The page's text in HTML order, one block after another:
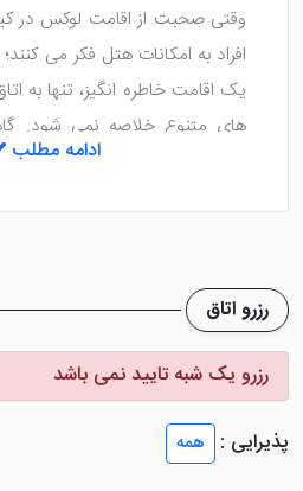
وقتی صحبت از اقامت لوکس در
افراد به امکانات هتل فکر می
یک اقامت خاطره انگیز، تنها به
های متنوع خلاصه نمی شود.
چشم انداز دریا، آرامش فضا و
برخلاف بسیاری از هتل های پنج
جزیره قرار دارند، مارینا پارک در
در کنار ساحل مرجانی خلیج
هتل با دسترسی مستقیم به ساحل،
محوطه ای وسیع و سرسبز، بیشتر
باشد، یک
ادامه مطلب
رزرو اتاق
رزرو یک شبه تایید نمی باشد
پذیرایی : همه